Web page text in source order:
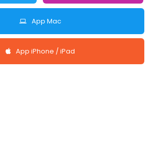
App Mac
App iPhone / iPad